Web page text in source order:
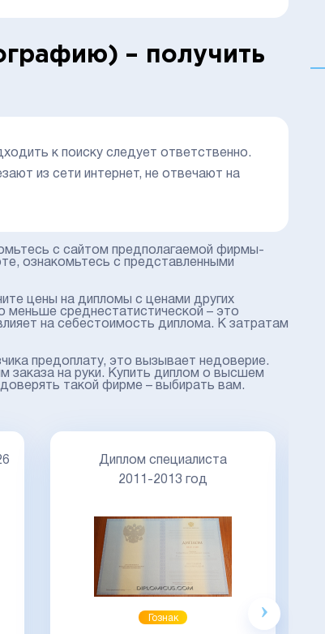
– получить
к поиску следует ответственно.
из сети интернет, не отвечают на
с сайтом предполагаемой фирмы-
ознакомьтесь с представленными
цены на дипломы с ценами других
меньше среднестатистической – это
на себестоимость диплома. К затратам
предоплату, это вызывает недоверие.
заказа на руки. Купить диплом о высшем
такой фирме – выбирать вам.
Диплом специалиста
2011-2013 год
Гознак